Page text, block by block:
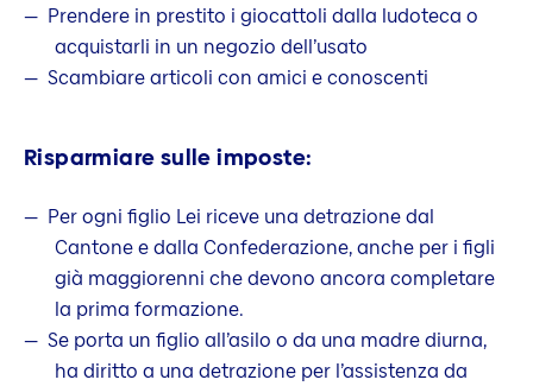
Prendere in prestito i giocattoli dalla ludoteca o
acquistarli in un negozio dell’usato
Scambiare articoli con amici e conoscenti
Risparmiare sulle imposte:
Per ogni figlio Lei riceve una detrazione dal
Cantone e dalla Confederazione, anche per i figli
già maggiorenni che devono ancora completare
la prima formazione.
Se porta un figlio all’asilo o da una madre diurna,
ha diritto a una detrazione per l’assistenza da